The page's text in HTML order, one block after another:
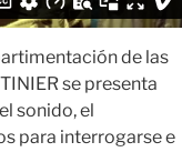
de las
se presenta
sonido, el
para interrogarse e